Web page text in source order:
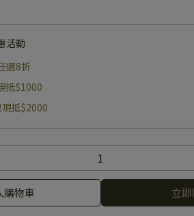
活動
選8折
抵$1000
抵$2000
購物車 立